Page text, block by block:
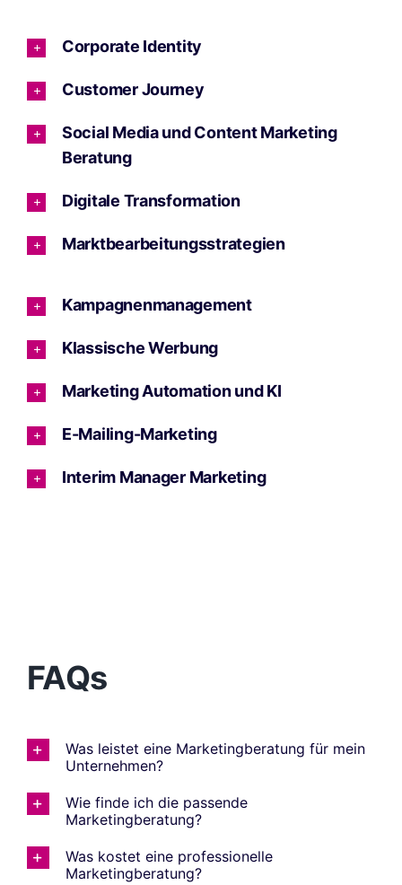
Corporate Identity
Customer Journey
Social Media und Content Marketing
Beratung
Digitale Transformation
Marktbearbeitungsstrategien
Kampagnenmanagement
Klassische Werbung
Marketing Automation und KI
E-Mailing-Marketing
Interim Manager Marketing
FAQs
Was leistet eine Marketingberatung für mein
Unternehmen?
Wie finde ich die passende
Marketingberatung?
Was kostet eine professionelle
Marketingberatung?